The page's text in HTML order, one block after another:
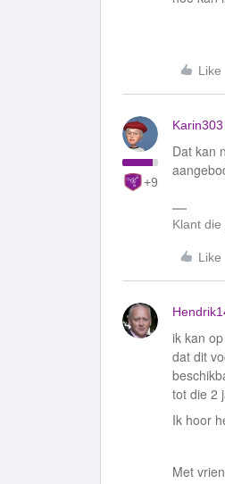
Like
+9
Karin303
Dat kan
Klant
Like
ik kan
dat dit
tot die 2
Ik hoor
Met